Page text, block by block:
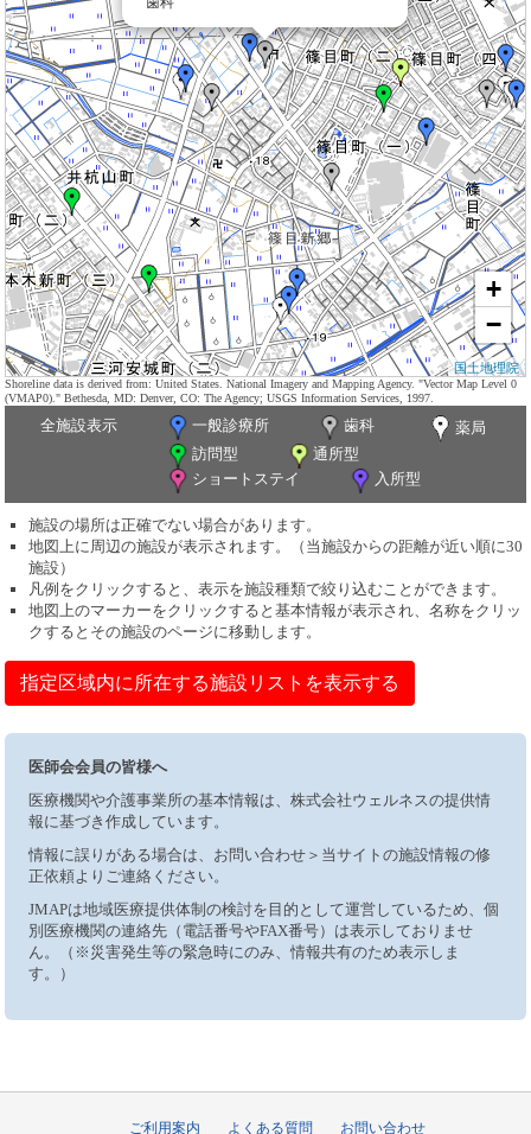
+
−
国土地理院
Shoreline data is derived from: United States. National Imagery and Mapping Agency. "Vector Map Level 0
(VMAP0)." Bethesda, MD: Denver, CO: The Agency; USGS Information Services, 1997.
全施設表示 一般診療所 歯科
薬局
訪問型
通所型
ショートステイ
入所型
施設の場所は正確でない場合があります。
地図上に周辺の施設が表示されます。（当施設からの距離が近い順に30
施設）
凡例をクリックすると、表示を施設種類で絞り込むことができます。
地図上のマーカーをクリックすると基本情報が表示され、名称をクリッ
クするとその施設のページに移動します。
指定区域内に所在する施設リストを表示する
医師会会員の皆様へ
医療機関や介護事業所の基本情報は、株式会社ウェルネスの提供情
報に基づき作成しています。
情報に誤りがある場合は、お問い合わせ＞当サイトの施設情報の修
正依頼よりご連絡ください。
JMAPは地域医療提供体制の検討を目的として運営しているため、個
別医療機関の連絡先（電話番号やFAX番号）は表示しておりませ
ん。（※災害発生等の緊急時にのみ、情報共有のため表示しま
す。）
ご利用案内 よくある質問 お問い合わせ